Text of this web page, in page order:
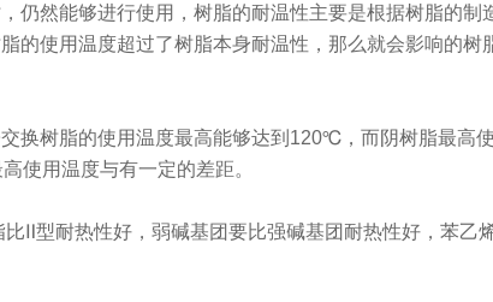
仍然能够进行使用，树脂的耐温性主要是根据树脂的制
使用温度超过了树脂本身耐温性，那么就会影响的树
换树脂的使用温度最高能够达到120℃，而阴树脂最高
使用温度与有一定的差距。
Ⅱ型耐热性好，弱碱基团要比强碱基团耐热性好，苯乙